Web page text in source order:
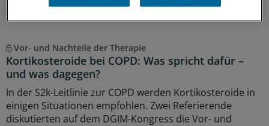
30.07.2026
Vor- und Nachteile der Therapie
Kortikosteroide bei COPD: Was spricht dafür –
und was dagegen?
In der S2k-Leitlinie zur COPD werden Kortikosteroide in
einigen Situationen empfohlen. Zwei Referierende
diskutierten auf dem DGIM-Kongress die Vor- und